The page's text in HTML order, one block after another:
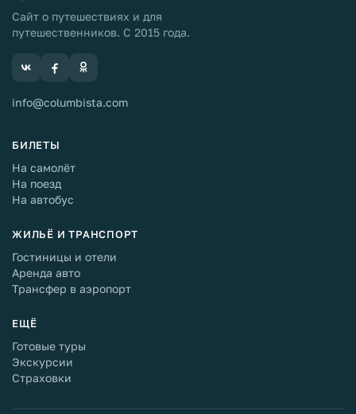
Сайт о путешествиях и для
путешественников. С 2015 года.
info@columbista.com
БИЛЕТЫ
На самолёт
На поезд
На автобус
ЖИЛЬЁ И ТРАНСПОРТ
Гостиницы и отели
Аренда авто
Трансфер в аэропорт
ЕЩЁ
Готовые туры
Экскурсии
Страховки